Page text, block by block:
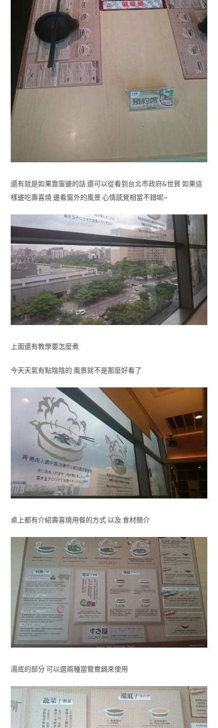
還有就是如果靠窗邊的話 還可以從看到台北市政府&世貿 如果這
樣邊吃壽喜燒 邊看窗外的風景 心情感覺相當不錯呢~
上面還有教學要怎麼煮
今天天氣有點陰陰的 風景就不是那麼好看了
桌上都有介紹壽喜燒用餐的方式 以及 食材簡介
湯底的部分 可以選兩種當鴛鴦鍋來使用